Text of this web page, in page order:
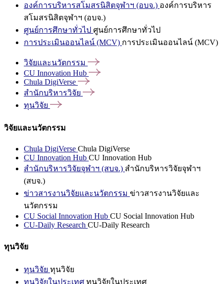
องค์การบริหารสโมสรนิสิตจุฬาฯ (อบจ.) องค์การบริหาร
สโมสรนิสิตจุฬาฯ (อบจ.)
ศูนย์การศึกษาทั่วไป ศูนย์การศึกษาทั่วไป
การประเมินออนไลน์ (MCV) การประเมินออนไลน์ (MCV)
วิจัยและนวัตกรรม
CU Innovation Hub
Chula DigiVerse
สำนักบริหารวิจัย
ทุนวิจัย
วิจัยและนวัตกรรม
Chula DigiVerse Chula DigiVerse
CU Innovation Hub CU Innovation Hub
สำนักบริหารวิจัยจุฬาฯ (สบจ.) สำนักบริหารวิจัยจุฬาฯ
(สบจ.)
ข่าวสารงานวิจัยและนวัตกรรม ข่าวสารงานวิจัยและ
นวัตกรรม
CU Social Innovation Hub CU Social Innovation Hub
CU-Daily Research CU-Daily Research
ทุนวิจัย
ทุนวิจัย ทุนวิจัย
ทุนวิจัยในประเทศ ทุนวิจัยในประเทศ